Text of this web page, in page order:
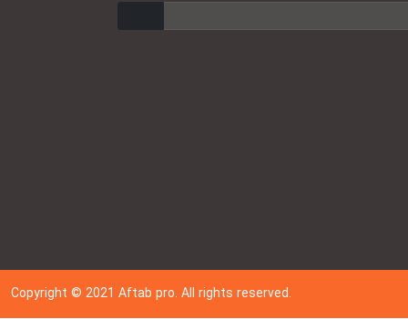
Copyright © 202 1Aftab pro. All rights reserved.